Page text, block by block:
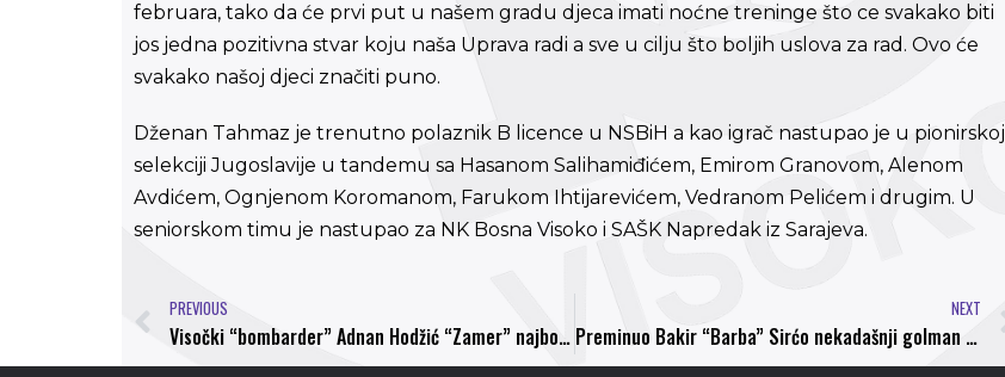
februara, tako da će prvi put u našem gradu djeca imati noćne treninge što ce svakako biti
jos jedna pozitivna stvar koju naša Uprava radi a sve u cilju što boljih uslova za rad. Ovo će
svakako našoj djeci značiti puno.
Dženan Tahmaz je trenutno polaznik B licence u NSBiH a kao igrač nastupao je u pionirskoj
selekciji Jugoslavije u tandemu sa Hasanom Salihamiđićem, Emirom Granovom, Alenom
Avdićem, Ognjenom Koromanom, Farukom Ihtijarevićem, Vedranom Pelićem i drugim. U
seniorskom timu je nastupao za NK Bosna Visoko i SAŠK Napredak iz Sarajeva.
PREVIOUS
Visočki “bombarder” Adnan Hodžić “Zamer” najbolji igrač Prve lige FBIH za 10. i 11. mjesec!
NEXT
Preminuo Bakir “Barba” Sirćo nekadašnji golman NK Bosna, sutra posljednji ispračaj